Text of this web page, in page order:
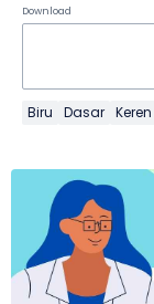
Download
Biru Dasar Keren